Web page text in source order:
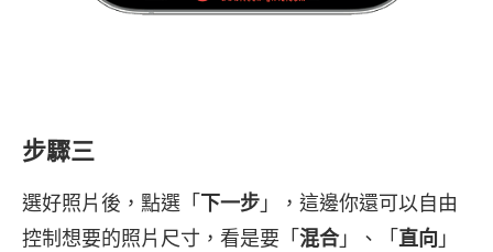
步驟三
選好照片後，點選「 下一步 」，這邊你還可以自由
控制想要的照片尺寸，看是要「 混合」、「 直向 」